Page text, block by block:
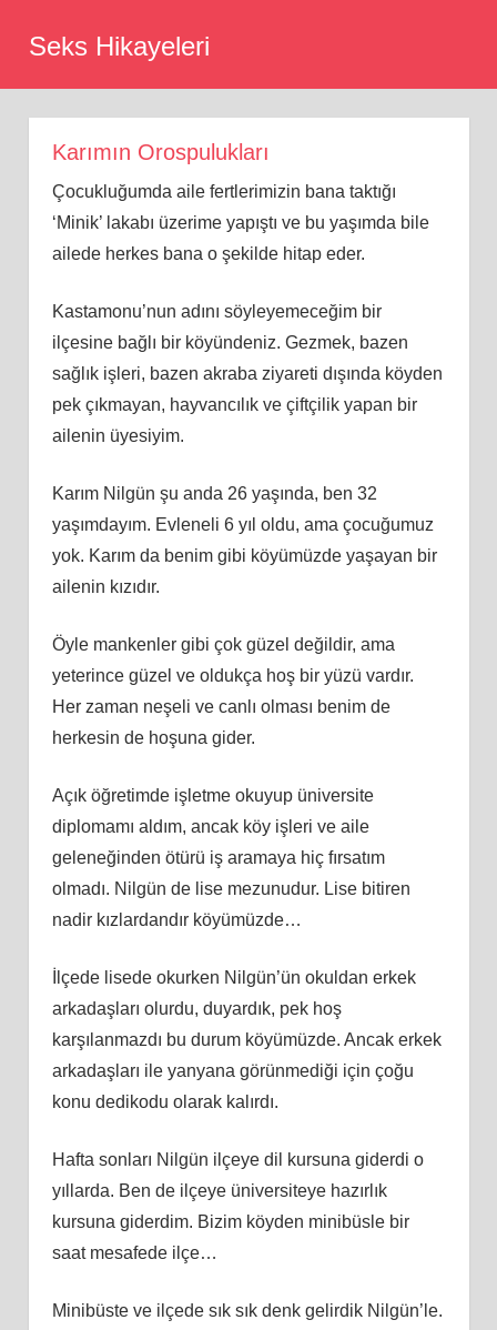
Seks Hikayeleri
Karımın Orospulukları
Çocukluğumda aile fertlerimizin bana taktığı
‘Minik’ lakabı üzerime yapıştı ve bu yaşımda bile
ailede herkes bana o şekilde hitap eder.
Kastamonu’nun adını söyleyemeceğim bir
ilçesine bağlı bir köyündeniz. Gezmek, bazen
sağlık işleri, bazen akraba ziyareti dışında köyden
pek çıkmayan, hayvancılık ve çiftçilik yapan bir
ailenin üyesiyim.
Karım Nilgün şu anda 26 yaşında, ben 32
yaşımdayım. Evleneli 6 yıl oldu, ama çocuğumuz
yok. Karım da benim gibi köyümüzde yaşayan bir
ailenin kızıdır.
Öyle mankenler gibi çok güzel değildir, ama
yeterince güzel ve oldukça hoş bir yüzü vardır.
Her zaman neşeli ve canlı olması benim de
herkesin de hoşuna gider.
Açık öğretimde işletme okuyup üniversite
diplomamı aldım, ancak köy işleri ve aile
geleneğinden ötürü iş aramaya hiç fırsatım
olmadı. Nilgün de lise mezunudur. Lise bitiren
nadir kızlardandır köyümüzde…
İlçede lisede okurken Nilgün’ün okuldan erkek
arkadaşları olurdu, duyardık, pek hoş
karşılanmazdı bu durum köyümüzde. Ancak erkek
arkadaşları ile yanyana görünmediği için çoğu
konu dedikodu olarak kalırdı.
Hafta sonları Nilgün ilçeye dil kursuna giderdi o
yıllarda. Ben de ilçeye üniversiteye hazırlık
kursuna giderdim. Bizim köyden minibüsle bir
saat mesafede ilçe…
Minibüste ve ilçede sık sık denk gelirdik Nilgün’le.